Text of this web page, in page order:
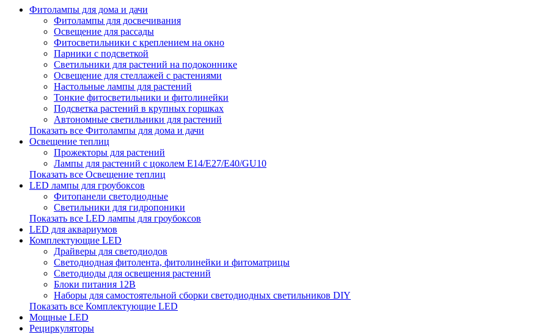
Фитолампы для дома и дачи
Фитолампы для досвечивания
Освещение для рассады
Фитосветильники с креплением на окно
Парники с подсветкой
Светильники для растений на подоконнике
Освещение для стеллажей с растениями
Настольные лампы для растений
Тонкие фитосветильники и фитолинейки
Подсветка растений в крупных горшках
Автономные светильники для растений
Показать все Фитолампы для дома и дачи
Освещение теплиц
Прожекторы для растений
Лампы для растений с цоколем Е14/Е27/Е40/GU10
Показать все Освещение теплиц
LED лампы для гроубоксов
Фитопанели светодиодные
Светильники для гидропоники
Показать все LED лампы для гроубоксов
LED для аквариумов
Комплектующие LED
Драйверы для светодиодов
Светодиодная фитолента, фитолинейки и фитоматрицы
Светодиоды для освещения растений
Блоки питания 12В
Наборы для самостоятельной сборки светодиодных светильников DIY
Показать все Комплектующие LED
Мощные LED
Рециркуляторы